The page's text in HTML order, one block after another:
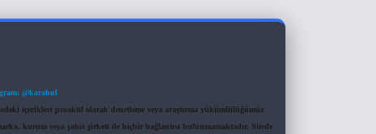
@karabul
içerikleri proaktif olarak denetleme veya araştırma yükümlülüğümüz
kurum veya şahıs şirketi ile hiçbir bağlantısı bulunmamaktadır. Sitede